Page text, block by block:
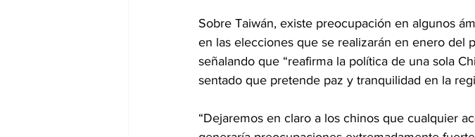
Sobre Taiwán, existe preocupación en algunos
en las elecciones que se realizarán en enero del
señalando que “reafirma la política de una sola
sentado que pretende paz y tranquilidad en la
“Dejaremos en claro a los chinos que cualquier